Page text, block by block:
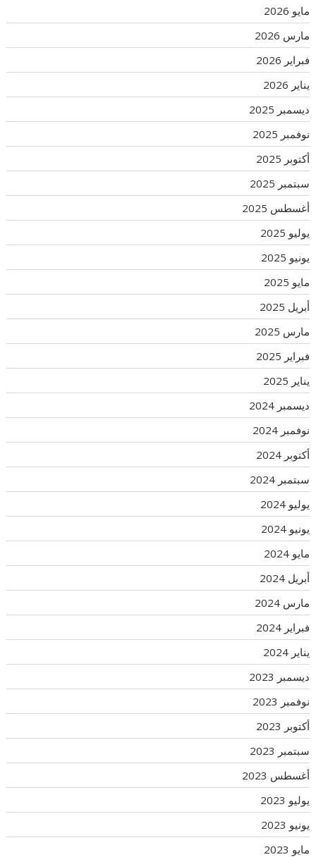
مايو 2026
مارس 2026
فبراير 2026
يناير 2026
ديسمبر 2025
نوفمبر 2025
أكتوبر 2025
سبتمبر 2025
أغسطس 2025
يوليو 2025
يونيو 2025
مايو 2025
أبريل 2025
مارس 2025
فبراير 2025
يناير 2025
ديسمبر 2024
نوفمبر 2024
أكتوبر 2024
سبتمبر 2024
يوليو 2024
يونيو 2024
مايو 2024
أبريل 2024
مارس 2024
فبراير 2024
يناير 2024
ديسمبر 2023
نوفمبر 2023
أكتوبر 2023
سبتمبر 2023
أغسطس 2023
يوليو 2023
يونيو 2023
مايو 2023